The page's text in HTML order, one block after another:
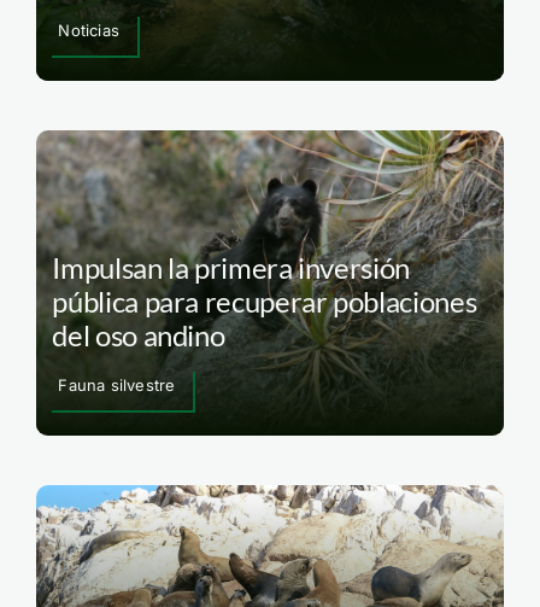
Noticias
Impulsan la primera inversión
pública para recuperar poblaciones
del oso andino
Fauna silvestre